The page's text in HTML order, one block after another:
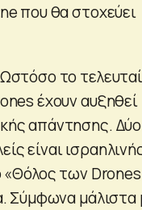
που θα στοχεύει
το
έχουν αυξηθεί
απάντησης. Δύο
είναι
«Θόλος των
Σύμφωνα μάλιστα